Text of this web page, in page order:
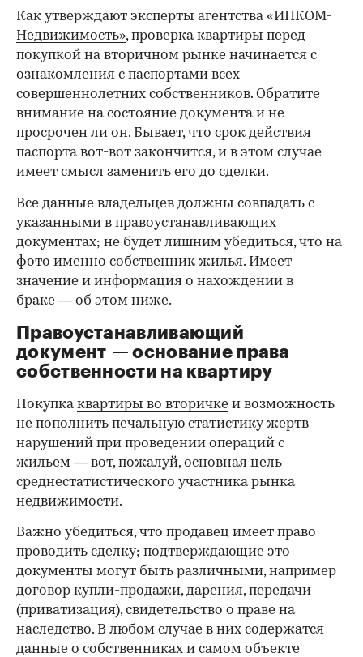
Как утверждают эксперты агентства«ИНКОМ-
Недвижимость», проверка квартиры перед
покупкой на вторичном рынке начинается с
ознакомления с паспортами всех
совершеннолетних собственников. Обратите
внимание на состояние документа и не
просрочен ли он. Бывает, что срок действия
паспорта вот-вот закончится, и в этом случае
имеет смысл заменить его до сделки.
00:00 / 00:00
Все данные владельцев должны совпадать с
указанными в правоустанавливающих
документах; не будет лишним убедиться, что на
фото именно собственник жилья. Имеет
значение и информация о нахождении в
браке — об этом ниже.
Правоустанавливающий
документ — основание права
собственности на квартиру
Покупкаквартиры во вторичке и возможность
не пополнить печальную статистику жертв
нарушений при проведении операций с
жильем — вот, пожалуй, основная цель
среднестатистического участника рынка
недвижимости.
Важно убедиться, что продавец имеет право
проводить сделку; подтверждающие это
документы могут быть различными, например
договор купли-продажи, дарения, передачи
(приватизация), свидетельство о праве на
наследство. В любом случае в них содержатся
данные о собственниках и самом объекте